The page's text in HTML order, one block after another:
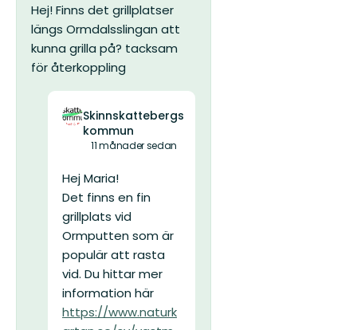
Hej! Finns det grillplatser
längs Ormdalsslingan att
kunna grilla på? tacksam
för återkoppling
Skinnskattebergs
kommun
11 månader sedan
Hej Maria!
Det finns en fin
grillplats vid
Ormputten som är
populär att rasta
vid. Du hittar mer
information här
https://www.naturk